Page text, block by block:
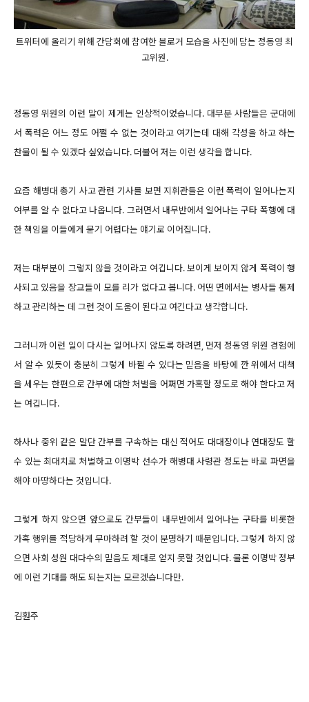
트위터에 올리기 위해 간담회에 참여한 블로거 모습을 사진에 담는 정동영 최
고위원.
정동영 위원의 이런 말이 제게는 인상적이었습니다. 대부분 사람들은 군대에
서 폭력은 어느 정도 어쩔 수 없는 것이라고 여기는데 대해 각성을 하고 하는
찬물이 될 수 있겠다 싶었습니다. 더불어 저는 이런 생각을 합니다.
요즘 해병대 총기 사고 관련 기사를 보면 지휘관들은 이런 폭력이 일어나는지
여부를 알 수 없다고 나옵니다. 그러면서 내무반에서 일어나는 구타 폭행에 대
한 책임을 이들에게 묻기 어렵다는 얘기로 이어집니다.
저는 대부분이 그렇지 않을 것이라고 여깁니다. 보이게 보이지 않게 폭력이 행
사되고 있음을 장교들이 모를 리가 없다고 봅니다. 어떤 면에서는 병사들 통제
하고 관리하는 데 그런 것이 도움이 된다고 여긴다고 생각합니다.
그러니까 이런 일이 다시는 일어나지 않도록 하려면, 먼저 정동영 위원 경험에
서 알 수 있듯이 충분히 그렇게 바뀔 수 있다는 믿음을 바탕에 깐 위에서 대책
을 세우는 한편으로 간부에 대한 처벌을 어쩌면 가혹할 정도로 해야 한다고 저
는 여깁니다.
하사나 중위 같은 말단 간부를 구속하는 대신 적어도 대대장이나 연대장도 할
수 있는 최대치로 처벌하고 이명박 선수가 해병대 사령관 정도는 바로 파면을
해야 마땅하다는 것입니다.
그렇게 하지 않으면 앞으로도 간부들이 내무반에서 일어나는 구타를 비롯한
가혹 행위를 적당하게 무마하려 할 것이 분명하기 때문입니다. 그렇게 하지 않
으면 사회 성원 대다수의 믿음도 제대로 얻지 못할 것입니다. 물론 이명박 정부
에 이런 기대를 해도 되는지는 모르겠습니다만.
김훤주